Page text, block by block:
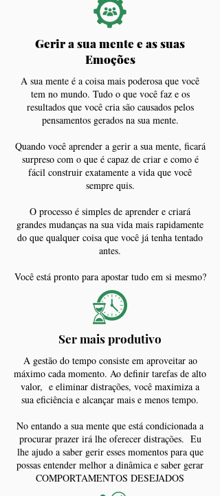
Gerir a sua mente e as suas
Emoções
A sua mente é a coisa mais poderosa que você
tem no mundo. Tudo o que você faz e os
resultados que você cria são causados ​​pelos
pensamentos gerados na sua mente.
Quando você aprender a gerir a sua mente, ficará
surpreso com o que é capaz de criar e como é
fácil construir exatamente a vida que você
sempre quis.
O processo é simples de aprender e criará
grandes mudanças na sua vida mais rapidamente
do que qualquer coisa que você já tenha tentado
antes.
Você está pronto para apostar tudo em si mesmo?
Ser mais produtivo
A gestão do tempo consiste em aproveitar ao
máximo cada momento. Ao definir tarefas de alto
valor, e eliminar distrações, você maximiza a
sua eficiência e alcançar mais e menos tempo.
No entando a sua mente que está condicionada a
procurar prazer irá lhe oferecer distrações. Eu
lhe ajudo a saber gerir esses momentos para que
possas entender melhor a dinâmica e saber gerar
COMPORTAMENTOS DESEJADOS